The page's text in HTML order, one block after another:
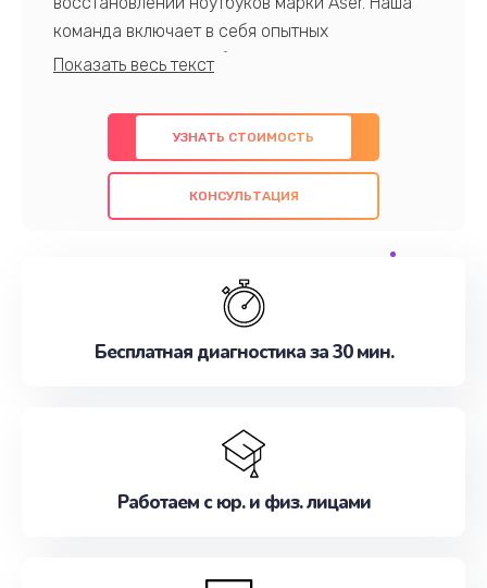
команда включает в себя опытных
профессионалов с обширными знаниями и
предлагаем быстрый и качественный ремонт с
использованием оригинальных компонентов, а
также гарантируем качество всех
проведенных работ. Наша цель - предоставить
обслуживание, удовлетворяя их потребности
наилучшим образом. Не медлите записаться на
УЗНАТЬ СТОИМОСТЬ
КОНСУЛЬТАЦИЯ
Бесплатная диагностика за 30 мин.
Работаем с юр. и физ. лицами